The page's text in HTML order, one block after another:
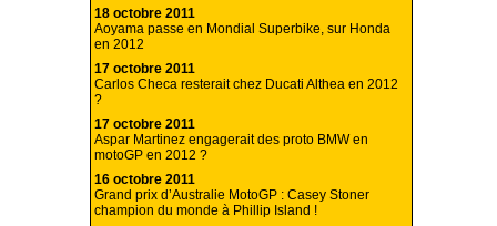
18 octobre 2011
Aoyama passe en Mondial Superbike, sur Honda
en 2012
17 octobre 2011
Carlos Checa resterait chez Ducati Althea en 2012
?
17 octobre 2011
Aspar Martinez engagerait des proto BMW en
motoGP en 2012 ?
16 octobre 2011
Grand prix d’Australie MotoGP : Casey Stoner
champion du monde à Phillip Island !